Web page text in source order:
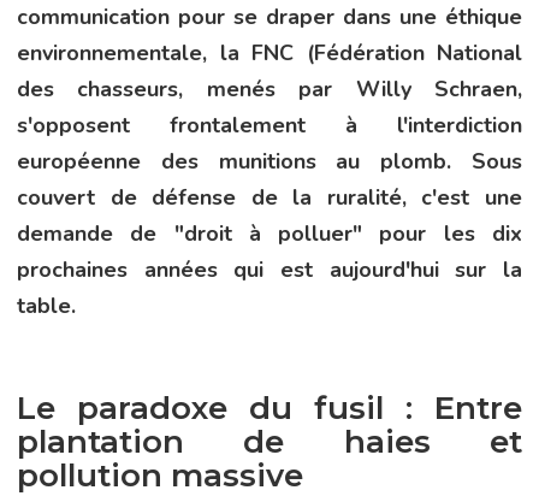
communication pour se draper dans une éthique
environnementale, la FNC (Fédération National
des chasseurs, menés par Willy Schraen,
s'opposent frontalement à l'interdiction
européenne des munitions au plomb. Sous
couvert de défense de la ruralité, c'est une
demande de "droit à polluer" pour les dix
prochaines années qui est aujourd'hui sur la
table.
Le paradoxe du fusil : Entre
plantation de haies et
pollution massive